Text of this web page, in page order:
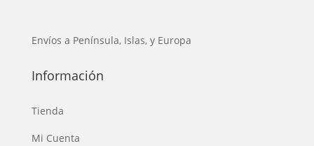
Envíos a Península, Islas, y Europa
Información
Tienda
Mi Cuenta